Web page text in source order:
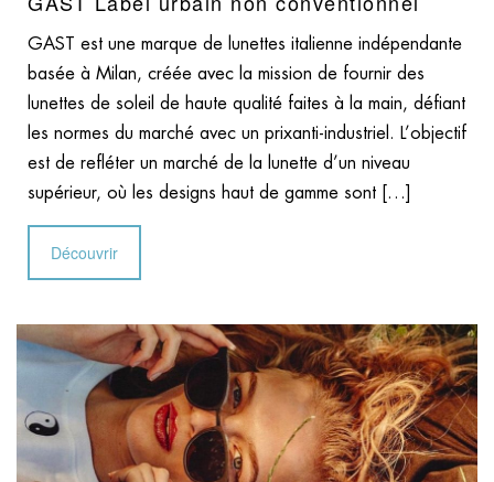
GAST est une marque de lunettes italienne indépendante
basée à Milan, créée avec la mission de fournir des
lunettes de soleil de haute qualité faites à la main, défiant
les normes du marché avec un prixanti-industriel. L’objectif
est de refléter un marché de la lunette d’un niveau
supérieur, où les designs haut de gamme sont […]
Découvrir